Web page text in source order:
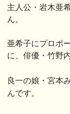
主人公・岩木亜
ん。
亜希子にプロポ
に、俳優・竹野
良一の娘・宮本
んです。